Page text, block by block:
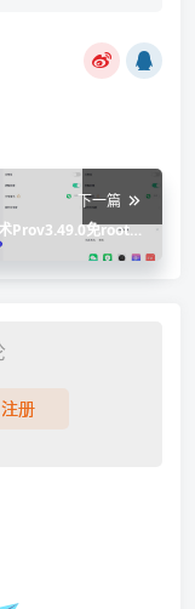
下一篇
Prov3.49.0免root永
久会员版
注册